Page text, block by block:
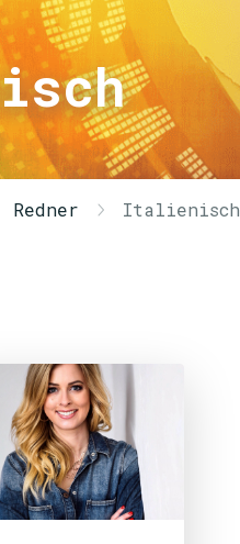
Redner Italienisch